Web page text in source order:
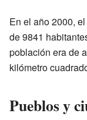
En el año 2000,
de 9841
población era de
kilómetro
Pueblos y